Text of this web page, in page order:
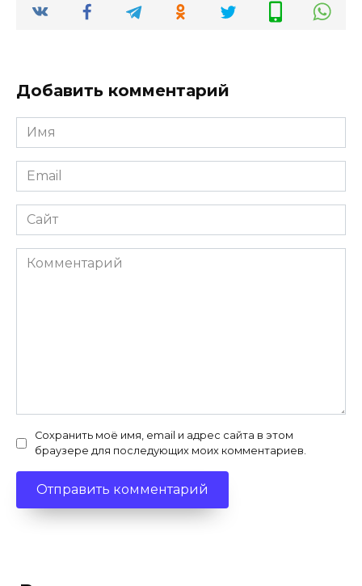
Добавить комментарий
Имя
*
Email
*
Сайт
Комментарий
Сохранить моё имя, email и адрес сайта в этом
браузере для последующих моих комментариев.